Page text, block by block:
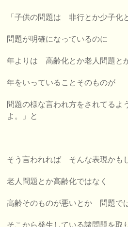
「子供の問題は 非行とか少子化
問題が明確になっているのに
年よりは 高齢化とか老人問題と
年をいっていることそのものが
問題の様な言われ方をされてるよ
よ。」と
そう言われれば そんな表現かも
老人問題とか高齢化ではなく
高齢そのものが悪いとか 問題で
そこから発生している諸問題を取